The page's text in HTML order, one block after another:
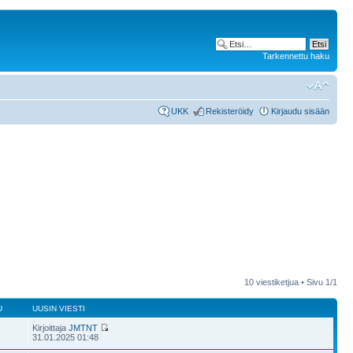
Tarkennettu haku
UKK Rekisteröidy Kirjaudu sisään
10 viestiketjua • Sivu 1/1
UUSIN VIESTI
KirjoittajaJMTNT
31.01.2025 01:48